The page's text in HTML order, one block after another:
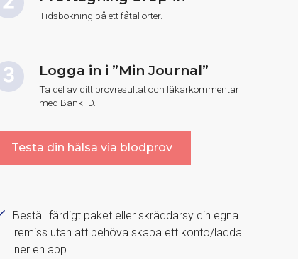
Tidsbokning på ett fåtal orter.
Logga in i ”Min Journal”
Ta del av ditt provresultat och läkarkommentar
med Bank-ID.
Testa din hälsa via blodprov
Beställ färdigt paket eller skräddarsy din egna
remiss utan att behöva skapa ett konto/ladda
ner en app.